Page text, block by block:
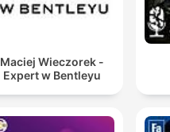
Maciej Wieczorek -
Expert w Bentleyu